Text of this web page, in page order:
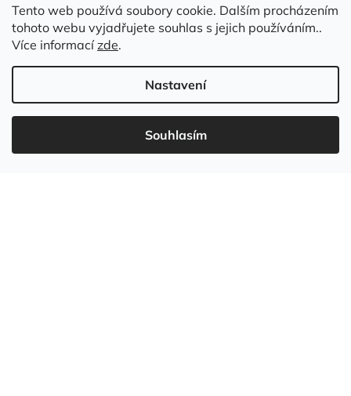
Tento web používá soubory cookie. Dalším procházením
tohoto webu vyjadřujete souhlas s jejich používáním..
Více informacízde.
Nastavení
Souhlasím
Kontakt